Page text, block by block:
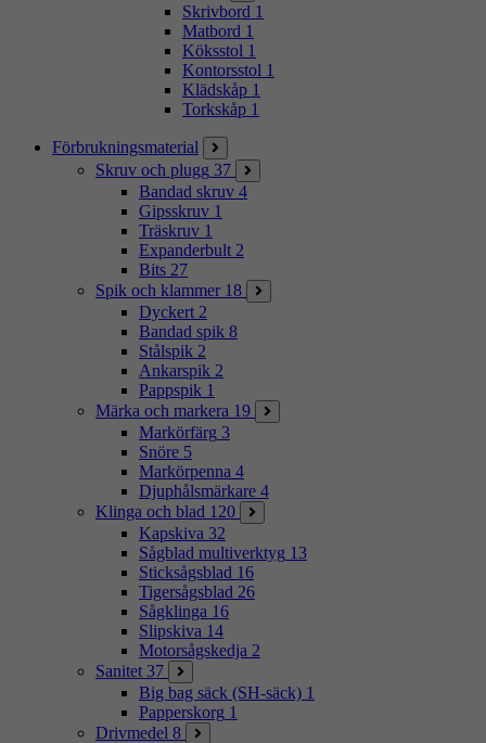
Skrivbord 1
Matbord 1
Köksstol 1
Kontorsstol 1
Klädskåp 1
Torkskåp 1
Förbrukningsmaterial
Skruv och plugg 37
Bandad skruv 4
Gipsskruv 1
Träskruv 1
Expanderbult 2
Bits 27
Spik och klammer 18
Dyckert 2
Bandad spik 8
Stålspik 2
Ankarspik 2
Pappspik 1
Märka och markera 19
Markörfärg 3
Snöre 5
Markörpenna 4
Djuphålsmärkare 4
Klinga och blad 120
Kapskiva 32
Sågblad multiverktyg 13
Sticksågsblad 16
Tigersågsblad 26
Sågklinga 16
Slipskiva 14
Motorsågskedja 2
Sanitet 37
Big bag säck (SH-säck) 1
Papperskorg 1
Drivmedel 8